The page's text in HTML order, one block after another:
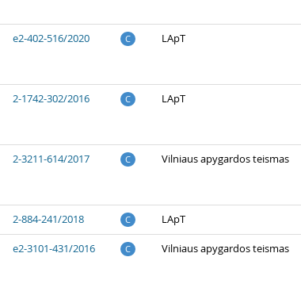
e2-402-516/2020 C LApT
2-1742-302/2016 C LApT
2-3211-614/2017 C Vilniaus apygardos teismas
2-884-241/2018 C LApT
e2-3101-431/2016 C Vilniaus apygardos teismas